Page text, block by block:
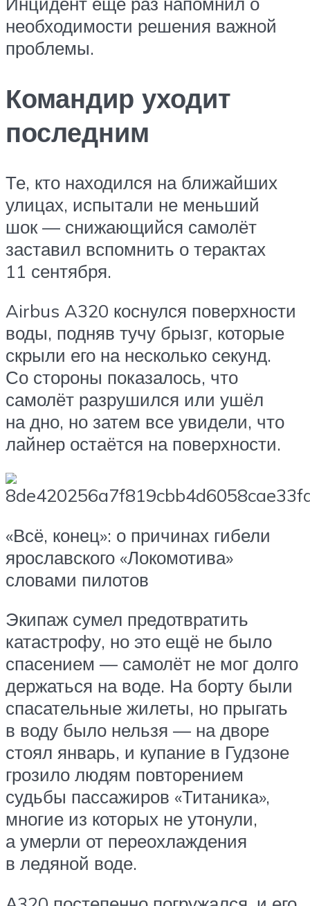
необходимости решения важной
проблемы.
Командир уходит
последним
Те, кто находился на ближайших
улицах, испытали не меньший
шок — снижающийся самолёт
заставил вспомнить о терактах
11 сентября.
Airbus A320 коснулся поверхности
воды, подняв тучу брызг, которые
скрыли его на несколько секунд.
Со стороны показалось, что
самолёт разрушился или ушёл
на дно, но затем все увидели, что
лайнер остаётся на поверхности.
«Всё, конец»: о причинах гибели
ярославского «Локомотива»
словами пилотов
Экипаж сумел предотвратить
катастрофу, но это ещё не было
спасением — самолёт не мог долго
держаться на воде. На борту были
спасательные жилеты, но прыгать
в воду было нельзя — на дворе
стоял январь, и купание в Гудзоне
грозило людям повторением
судьбы пассажиров «Титаника»,
многие из которых не утонули,
а умерли от переохлаждения
в ледяной воде.